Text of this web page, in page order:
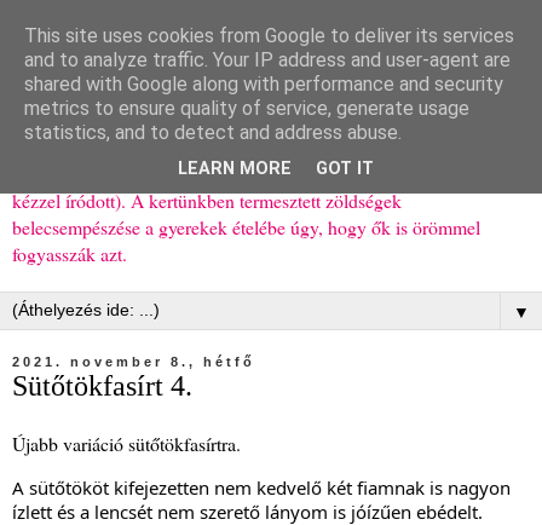
Ízőrző
Kisgyerekes család kipróbált, többnyire egészséges ételeket
bemutató receptjei a mindennapokra (mert a papírfecniket folyton
elhagyom) és gyerekeimnek ajándékba (mint régen, csak ez nem
kézzel íródott). A kertünkben termesztett zöldségek
belecsempészése a gyerekek ételébe úgy, hogy ők is örömmel
fogyasszák azt.
▼
2021. november 8., hétfő
Sütőtökfasírt 4.
Újabb variáció sütőtökfasírtra.
A sütőtököt kifejezetten nem kedvelő két fiamnak is nagyon
ízlett és a lencsét nem szerető lányom is jóízűen ebédelt.
This site uses cookies from Google to deliver its services
and to analyze traffic. Your IP address and user-agent are
shared with Google along with performance and security
metrics to ensure quality of service, generate usage
statistics, and to detect and address abuse.
LEARN MORE GOT IT